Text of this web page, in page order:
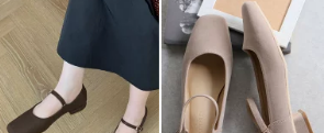
Q58605_IPT247
IPT247-1-022-013 Q58605 )